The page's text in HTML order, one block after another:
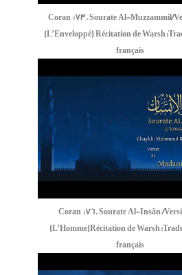
Coran :73. Sourate Al-Muzzammil/
(L’Enveloppé) Récitation de
français
Coran :76. Sourate Al-Insân /
(L’Homme)Récitation de
français